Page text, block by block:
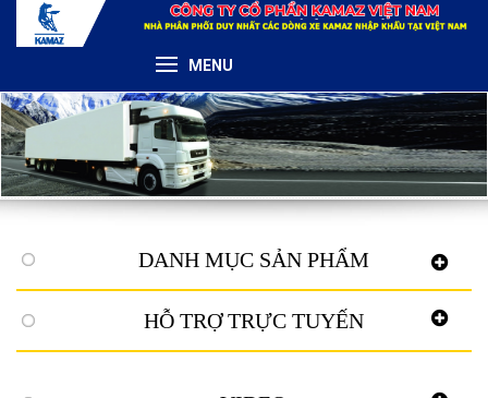
MENU
DANH MỤC SẢN PHẨM
HỖ TRỢ TRỰC TUYẾN